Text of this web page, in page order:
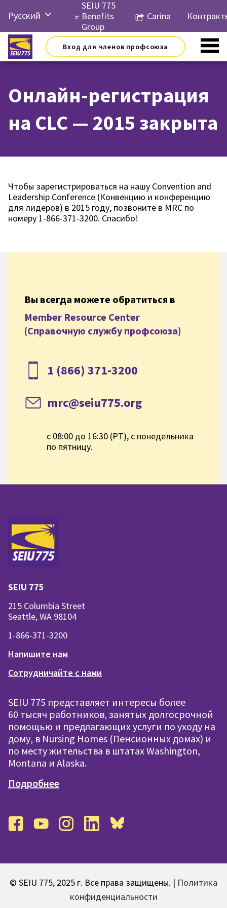
Русский
Español
简体中
文
SEIU 775
Benefits
Group
Carina
Вход для членов профсоюза
Онлайн-регистрация
на CLC — 2015 закрыта
Чтобы зарегистрироваться на нашу Convention and
Leadership Conference (Конвенцию и конференцию
для лидеров) в 2015 году, позвоните в MRC по
номеру 1-866-371-3200. Спасибо!
Вы всегда можете обратиться в
Member Resource Center
(Справочную службу профсоюза)
1 (866) 371-3200
mrc@seiu775.org
с 08:00 до 16:30 (PT), с понедельника
по пятницу.
SEIU 775
215 Columbia Street
Seattle, WA 98104
1-866-371-3200
Напишите нам
Сотрудничайте с нами
SEIU 775 представляет интересы более
60 тысяч работников, занятых долгосрочной
помощью и предлагающих услуги по уходу на
дому, в Nursing Homes (Пенсионных домах) и
по месту жительства в штатах Washington,
Montana и Alaska.
Подробнее
© SEIU 775, 2025 г. Все права защищены. | Политика
конфиденциальности